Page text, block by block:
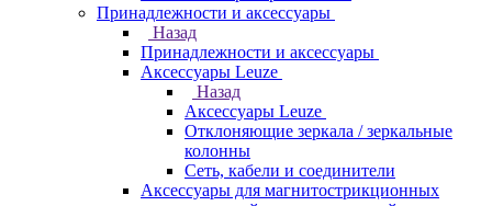
Принадлежности и аксессуары
Назад
Принадлежности и аксессуары
Аксессуары Leuze
Назад
Аксессуары Leuze
Отклоняющие зеркала / зеркальные
колонны
Сеть, кабели и соединители
Аксессуары для магнитострикционных